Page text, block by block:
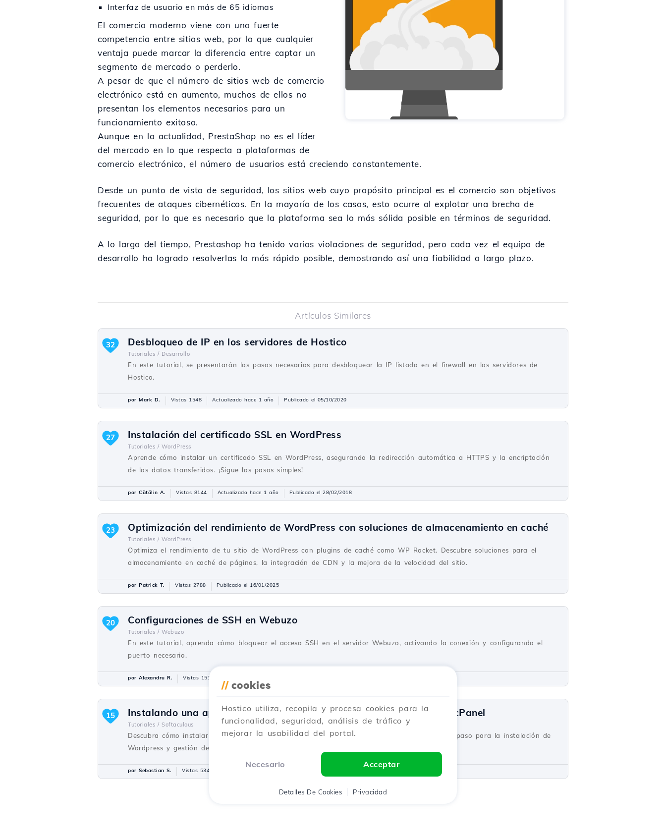
Interfaz de usuario en más de 65 idiomas
El comercio moderno viene con una fuerte
competencia entre sitios web, por lo que cualquier
ventaja puede marcar la diferencia entre captar un
segmento de mercado o perderlo.
A pesar de que el número de sitios web de comercio
electrónico está en aumento, muchos de ellos no
presentan los elementos necesarios para un
funcionamiento exitoso.
Aunque en la actualidad, PrestaShop no es el líder
del mercado en lo que respecta a plataformas de
comercio electrónico, el número de usuarios está creciendo constantemente.
Desde un punto de vista de seguridad, los sitios web cuyo propósito principal es el comercio son objetivos
frecuentes de ataques cibernéticos. En la mayoría de los casos, esto ocurre al explotar una brecha de
seguridad, por lo que es necesario que la plataforma sea lo más sólida posible en términos de seguridad.
A lo largo del tiempo, Prestashop ha tenido varias violaciones de seguridad, pero cada vez el equipo de
desarrollo ha logrado resolverlas lo más rápido posible, demostrando así una fiabilidad a largo plazo.
Artículos Similares
Desbloqueo de IP en los servidores de Hostico
Tutoriales / Desarrollo
En este tutorial, se presentarán los pasos necesarios para desbloquear la IP listada en el firewall en los servidores de
Hostico.
32
por Mark D. Vistas 1548 Actualizado hace 1 año Publicado el 05/10/2020
Instalación del certificado SSL en WordPress
Tutoriales / WordPress
Aprende cómo instalar un certificado SSL en WordPress, asegurando la redirección automática a HTTPS y la encriptación
de los datos transferidos. ¡Sigue los pasos simples!
27
por Cătălin A. Vistas 8144 Actualizado hace 1 año Publicado el 28/02/2018
Optimización del rendimiento de WordPress con soluciones de almacenamiento en caché
Tutoriales / WordPress
Optimiza el rendimiento de tu sitio de WordPress con plugins de caché como WP Rocket. Descubre soluciones para el
almacenamiento en caché de páginas, la integración de CDN y la mejora de la velocidad del sitio.
23
por Patrick T. Vistas 2788 Publicado el 16/01/2025
Configuraciones de SSH en Webuzo
Tutoriales / Webuzo
En este tutorial, aprenda cómo bloquear el acceso SSH en el servidor Webuzo, activando la conexión y configurando el
puerto necesario.
20
por Alexandru R. Vistas 1530
Instalando una aplicación utilizando el complemento Softaculous de cPanel
Tutoriales / Softaculous
Descubra cómo instalar aplicaciones web utilizando el plugin cPanel Softaculous. Guía paso a paso para la instalación de
Wordpress y gestión de aplicaciones.
15
por Sebastian S. Vistas 5346
// cookies
Hostico utiliza, recopila y procesa cookies para la
funcionalidad, seguridad, análisis de tráfico y
mejorar la usabilidad del portal.
Necesario Acceptar
Detalles De Cookies Privacidad